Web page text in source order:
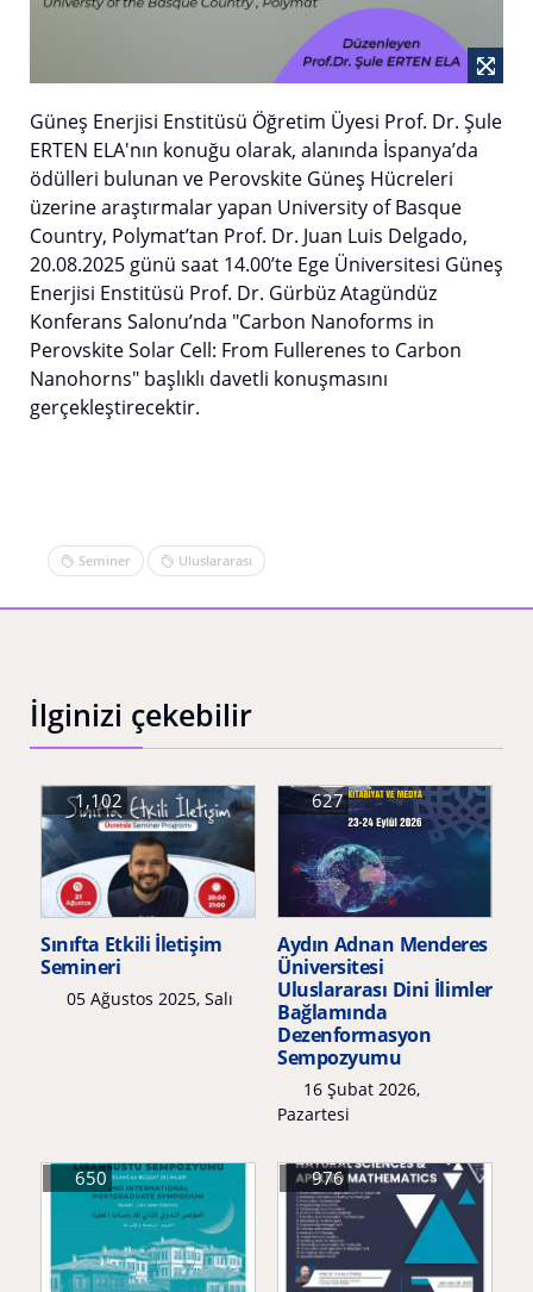
Güneş Enerjisi Enstitüsü Öğretim Üyesi Prof. Dr. Şule
ERTEN ELA'nın konuğu olarak, alanında İspanya’da
ödülleri bulunan ve Perovskite Güneş Hücreleri
üzerine araştırmalar yapan University of Basque
Country, Polymat’tan Prof. Dr. Juan Luis Delgado,
20.08.2025 günü saat 14.00’te Ege Üniversitesi Güneş
Enerjisi Enstitüsü Prof. Dr. Gürbüz Atagündüz
Konferans Salonu’nda "Carbon Nanoforms in
Perovskite Solar Cell: From Fullerenes to Carbon
Nanohorns" başlıklı davetli konuşmasını
gerçekleştirecektir.
Seminer Uluslararası
İlginizi çekebilir
Sınıfta Etkili İletişim
Semineri
05 Ağustos 2025, Salı
1,102
Aydın Adnan Menderes
Üniversitesi
Uluslararası Dini İlimler
Bağlamında
Dezenformasyon
Sempozyumu
16 Şubat 2026,
Pazartesi
627
650 976